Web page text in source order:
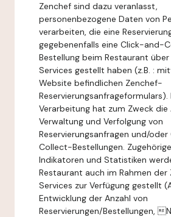
Zenchef sind dazu veranlasst,
personenbezogene Daten von
verarbeiten, die eine
gegebenenfalls eine Click-and-
Bestellung beim Restaurant
Services gestellt haben (z.B. :
Website befindlichen Zenchef-
Reservierungsanfrageformulars).
Verarbeitung hat zum Zweck die
Verwaltung und Verfolgung von
Reservierungsanfragen und/
Collect-Bestellungen.
Indikatoren und Statistiken
Restaurant auch im Rahmen der
Services zur Verfügung gestellt
Entwicklung der Anzahl von
Reservierungen/Bestellungen,